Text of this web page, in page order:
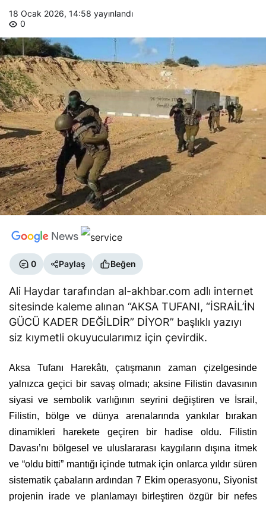
18 Ocak 2026, 14:58 yayınlandı
0
0 Paylaş Beğen
Ali Haydar tarafından al-akhbar.com adlı internet
sitesinde kaleme alınan “AKSA TUFANI, “İSRAİL’İN
GÜCÜ KADER DEĞİLDİR” DİYOR” başlıklı yazıyı
siz kıymetli okuyucularımız için çevirdik.
Aksa Tufanı Harekâtı, çatışmanın zaman çizelgesinde
yalnızca geçici bir savaş olmadı; aksine Filistin davasının
siyasi ve sembolik varlığının seyrini değiştiren ve İsrail,
Filistin, bölge ve dünya arenalarında yankılar bırakan
dinamikleri harekete geçiren bir hadise oldu. Filistin
Davası’nı bölgesel ve uluslararası kaygıların dışına itmek
ve “oldu bitti” mantığı içinde tutmak için onlarca yıldır süren
sistematik çabaların ardından 7 Ekim operasyonu, Siyonist
projenin irade ve planlamayı birleştiren özgür bir nefes